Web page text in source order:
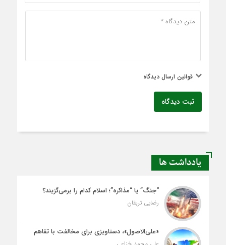
قوانین ارسال دیدگاه
ثبت دیدگاه
یادداشت ها
“جنگ” یا “مذاکره”؛ اسلام کدام را برمی‌گزیند؟
رضایی تربقان
«علی‌الاصول»، دستاویزی برای مخالفت با تفاهم